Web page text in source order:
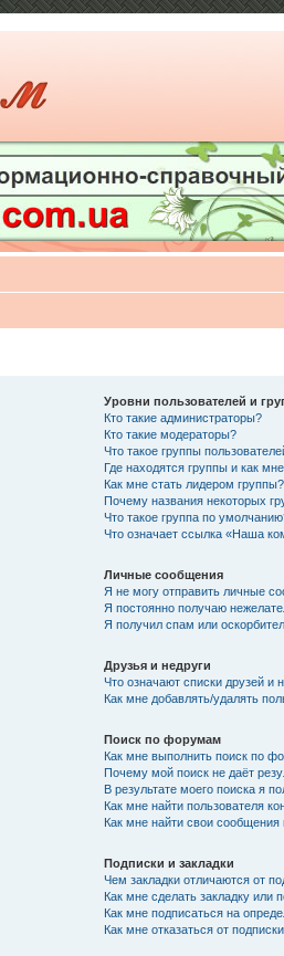
Уровни пользователей и
Кто такие администраторы?
Кто такие модераторы?
Что такое группы
Где находятся группы и как
Как мне стать лидером группы?
Почему названия некоторых
Что такое группа по
Что означает ссылка «Наша
Личные сообщения
Я не могу отправить личные
Я постоянно получаю
Я получил спам или
Друзья и недруги
Что означают списки друзей и
Как мне добавлять/удалять
Поиск по форумам
Как мне выполнить поиск по
Почему мой поиск не даёт
В результате моего поиска я
Как мне найти пользователя
Как мне найти свои
Подписки и закладки
Чем закладки отличаются от
Как мне сделать закладку или
Как мне подписаться на
Как мне отказаться от